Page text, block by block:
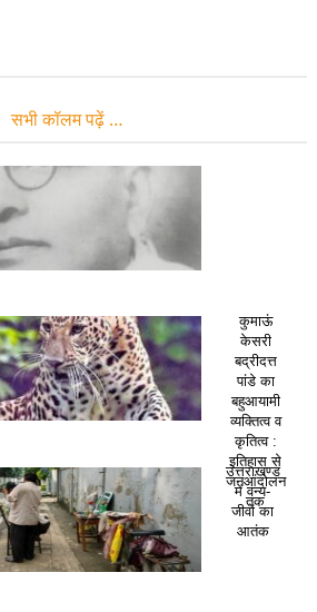
सभी कॉलम पढ़ें …
कुमाऊं
केसरी
बद्रीदत्त
पांडे का
बहुआयामी
व्यक्तित्व व
कृतित्व :
इतिहास से
जनआंदोलन
तक
उत्तराखण्ड
में वन्य-
जीवों का
आतंक